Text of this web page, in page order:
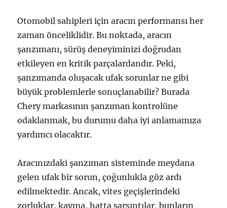
Otomobil sahipleri için aracın performansı her
zaman önceliklidir. Bu noktada, aracın
şanzımanı, sürüş deneyiminizi doğrudan
etkileyen en kritik parçalardandır. Peki,
şanzımanda oluşacak ufak sorunlar ne gibi
büyük problemlerle sonuçlanabilir? Burada
Chery markasının şanzıman kontrolüne
odaklanmak, bu durumu daha iyi anlamamıza
yardımcı olacaktır.
Aracınızdaki şanzıman sisteminde meydana
gelen ufak bir sorun, çoğunlukla göz ardı
edilmektedir. Ancak, vites geçişlerindeki
zorluklar, kayma, hatta sarsıntılar, bunların